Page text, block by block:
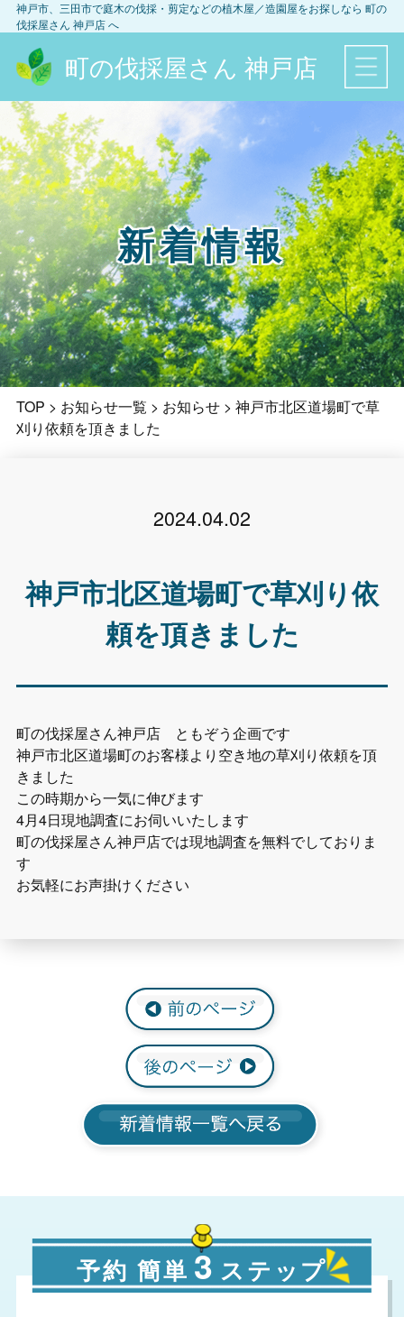
神戸市、三田市で庭木の伐採・剪定などの植木屋／造園屋をお探しなら 町の
伐採屋さん 神戸店へ
町の伐採屋さん 神戸店
新着情報
TOP > お知らせ一覧 > お知らせ> 神戸市北区道場町で草
刈り依頼を頂きました
2024.04.02
神戸市北区道場町で草刈り依
頼を頂きました
町の伐採屋さん神戸店 ともぞう企画です
神戸市北区道場町のお客様より空き地の草刈り依頼を頂
きました
この時期から一気に伸びます
4月4日現地調査にお伺いいたします
町の伐採屋さん神戸店では現地調査を無料でしておりま
す
お気軽にお声掛けください
予約 簡単 3 ステップ